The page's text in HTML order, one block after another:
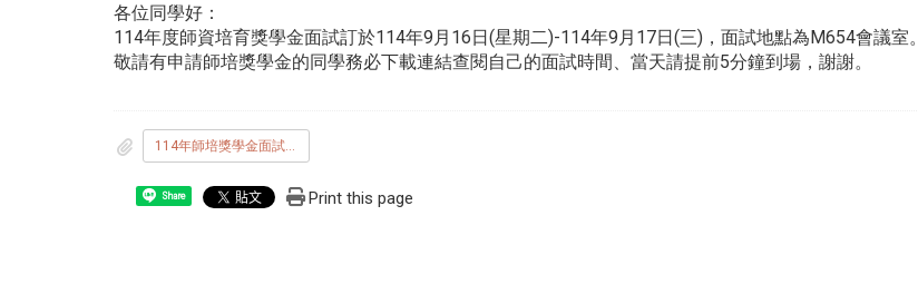
各位同學好：
114年度師資培育獎學金面試訂於114年9月16日(星期二)-114年9月17日(三)，面試地點為M654會議室。
敬請有申請師培獎學金的同學務必下載連結查閱自己的面試時間、當天請提前5分鐘到場，謝謝。
114年師培獎學金面試時間表.pdf
Share Print this page